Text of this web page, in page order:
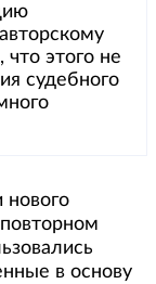
этого не
судебного
нового
в основу